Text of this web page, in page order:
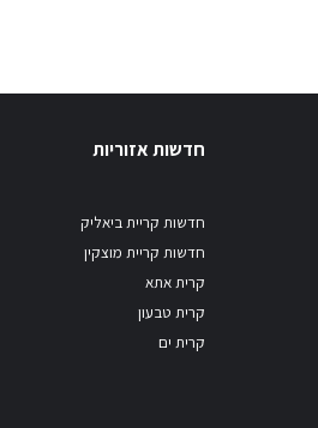
חדשות אזוריות
חדשות קריית ביאליק
חדשות קריית מוצקין
קרית אתא
קרית טבעון
קרית ים